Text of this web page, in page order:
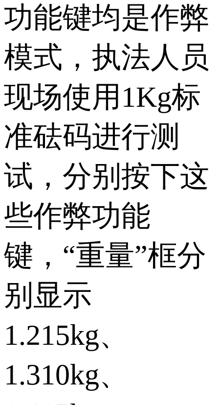
功能键均是作弊
模式，执法人员
现场使用1Kg标
准砝码进行测
试，分别按下这
些作弊功能
键，“重量”框分
别显示
1.215kg、
1.310kg、